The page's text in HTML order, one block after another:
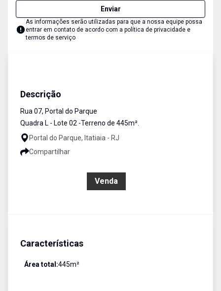
Enviar
As informações serão utilizadas para que a nossa equipe possa
entrar em contato de acordo com a política de privacidade e
termos de serviço
Descrição
Rua 07, Portal do Parque
Quadra L - Lote 02 -Terreno de 445m².
Portal do Parque, Itatiaia - RJ
Compartilhar
Venda
Características
Área total:445m²